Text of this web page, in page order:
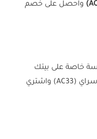
واحصل على خصم
خاصة على بيتك
موجودة هنا. استخدم كود خصم باشا سراي (AC33) واشتري